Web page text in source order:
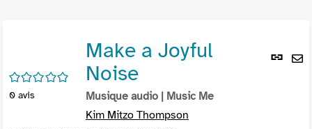
Lien
/5
0 avis
Make a Joyful
Noise
Musique audio | Music Me
Kim Mitzo Thompson